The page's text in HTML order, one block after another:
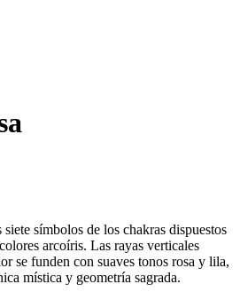
símbolos de los chakras dispuestos
arcoíris. Las rayas verticales
se funden con suaves tonos rosa y lila,
mística y geometría sagrada.